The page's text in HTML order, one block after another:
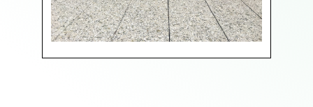
ネットワーク